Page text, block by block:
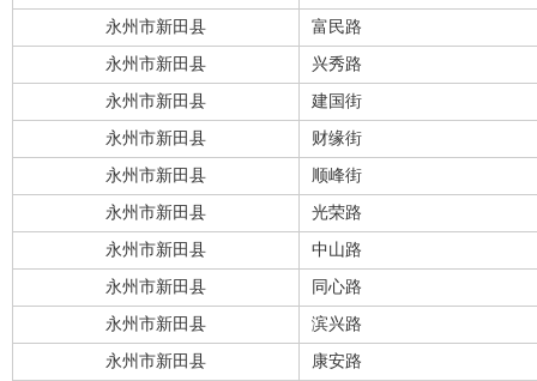
永州市新田县 富民路
永州市新田县 兴秀路
永州市新田县 建国街
永州市新田县 财缘街
永州市新田县 顺峰街
永州市新田县 光荣路
永州市新田县 中山路
永州市新田县 同心路
永州市新田县 滨兴路
永州市新田县 康安路